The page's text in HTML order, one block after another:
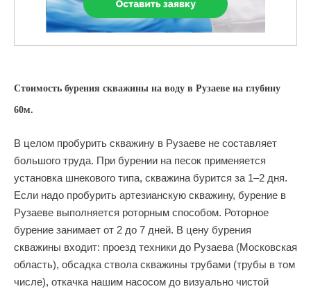
Стоимость бурения скважины на воду в Рузаеве на глубину
60м.
В целом пробурить скважину в Рузаеве не составляет
большого труда. При бурении на песок применяется
установка шнекового типа, скважина бурится за 1–2 дня.
Если надо пробурить артезианскую скважину, бурение в
Рузаеве выполняется роторным способом. Роторное
бурение занимает от 2 до 7 дней. В цену бурения
скважины входит: проезд техники до Рузаева (Московская
область), обсадка ствола скважины трубами (трубы в том
числе), откачка нашим насосом до визуально чистой